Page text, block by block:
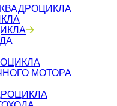
КВАДРОЦИКЛА
МОТОРА